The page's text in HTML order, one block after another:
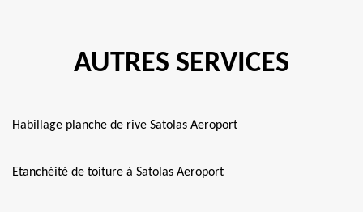
AUTRES SERVICES
Habillage planche de rive Satolas Aeroport
Etanchéité de toiture à Satolas Aeroport